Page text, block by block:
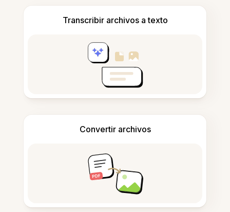
Transcribir archivos a texto
Convertir archivos